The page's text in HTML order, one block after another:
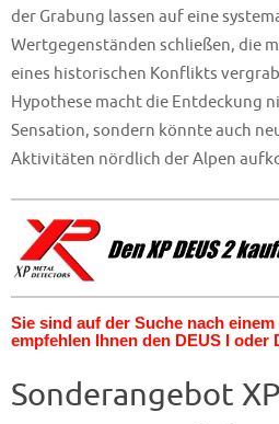
der Grabung lassen auf eine
Wertgegenständen schließen, die
eines historischen Konflikts
Hypothese macht die Entdeckung
Sensation, sondern könnte auch
Aktivitäten nördlich der Alpen
Sie sind auf der Suche nach
empfehlen Ihnen den DEUS I oder
Sonderangebot